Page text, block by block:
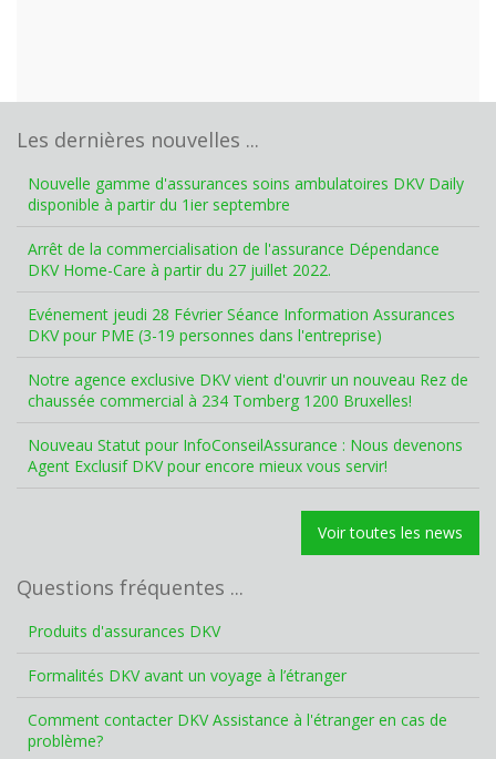
Les dernières nouvelles ...
Nouvelle gamme d'assurances soins ambulatoires DKV Daily
disponible à partir du 1ier septembre
Arrêt de la commercialisation de l'assurance Dépendance
DKV Home-Care à partir du 27 juillet 2022.
Evénement jeudi 28 Février Séance Information Assurances
DKV pour PME (3-19 personnes dans l'entreprise)
Notre agence exclusive DKV vient d'ouvrir un nouveau Rez de
chaussée commercial à 234 Tomberg 1200 Bruxelles!
Nouveau Statut pour InfoConseilAssurance : Nous devenons
Agent Exclusif DKV pour encore mieux vous servir!
Voir toutes les news
Questions fréquentes ...
Produits d'assurances DKV
Formalités DKV avant un voyage à l’étranger
Comment contacter DKV Assistance à l'étranger en cas de
problème?